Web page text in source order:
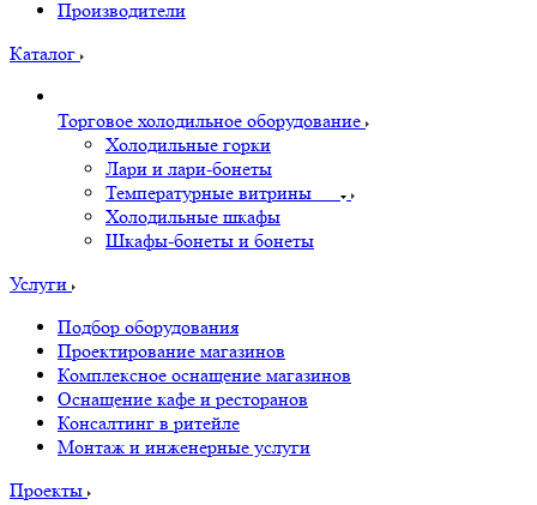
Производители
Каталог
Торговое холодильное оборудование
Холодильные горки
Лари и лари-бонеты
Температурные витрины
Холодильные шкафы
Шкафы-бонеты и бонеты
Услуги
Подбор оборудования
Проектирование магазинов
Комплексное оснащение магазинов
Оснащение кафе и ресторанов
Консалтинг в ритейле
Монтаж и инженерные услуги
Проекты